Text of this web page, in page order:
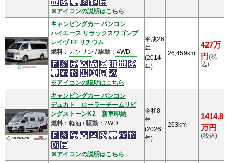
※アイコンの説明はこちら
キャンピングカー バンコン
ハイエース リラックスワゴンブ
レイヴ FF リチウム
燃料：ガソリン /駆動：4WD
※アイコンの説明はこちら
平成26
年
(2014
年)
26,459km
427万
円(税
込)
キャンピングカー バンコン
デュカト ローラーチームリビ
ングストーンK2 新車即納
燃料：軽油 /駆動：2WD
※アイコンの説明はこちら
令和8
年
(2026
年)
263km
1414.8
万円
(税込)